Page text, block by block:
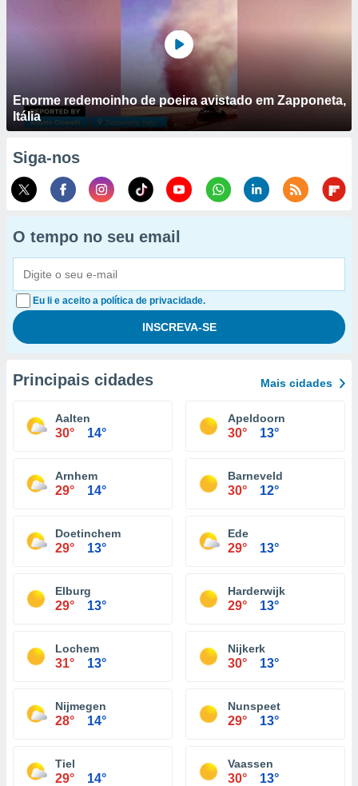
Enorme redemoinho de poeira avistado em Zapponeta,
Itália
Siga-nos
O tempo no seu email
Eu li e aceito a política de privacidade.
Principais cidades Mais cidades
Aalten
30° 14°
Apeldoorn
30° 13°
Arnhem
29° 14°
Barneveld
30° 12°
Doetinchem
29° 13°
Ede
29° 13°
Elburg
29° 13°
Harderwijk
29° 13°
Lochem
31° 13°
Nijkerk
30° 13°
Nijmegen
28° 14°
Nunspeet
29° 13°
Tiel
29° 14°
Vaassen
30° 13°